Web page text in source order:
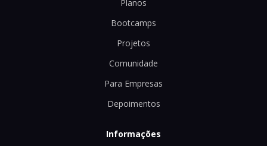
Planos
Bootcamps
Projetos
Comunidade
Para Empresas
Depoimentos
Informações